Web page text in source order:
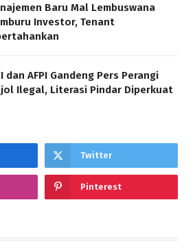
Baru Mal Lembuswana
Investor, Tenant
dan AFPI Gandeng Pers Perangi
Ilegal, Literasi Pindar Diperkuat
Twitter
Pinterest